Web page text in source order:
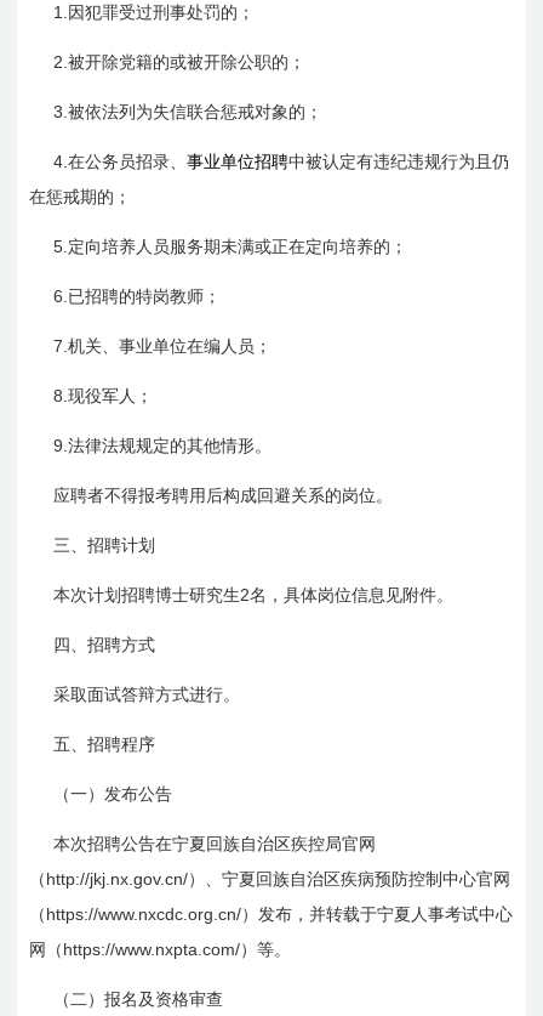
1. 因犯罪受过刑事处罚的；
2.被开除党籍的或被开除公职的；
3.被依法列为失信联合惩戒对象的；
4.在公务员招录、事业单位招聘中被认定有违纪违规行为且仍
在惩戒期的；
5. 定向培养人员服务期未满或正在定向培养的；
6. 已招聘的特岗教师；
7.机关、事业单位在编人员；
8.现役军人；
9.法律法规规定的其他情形。
应聘者不得报考聘用后构成回避关系的岗位。
三、招聘计划
本次计划招聘博士研究生2名，具体岗位信息见附件。
四、招聘方式
采取面试答辩方式进行。
五、招聘程序
（一）发布公告
本次招聘公告在宁夏回族自治区疾控局官网
（ http://jkj.nx.gov.cn/）、宁夏回族自治区疾病预防控制中心官网
（ https://www.nxcdc.org.cn/）发布，并转载于宁夏人事考试中心
网（ https://www.nxpta.com/）等。
（二）报名及资格审查